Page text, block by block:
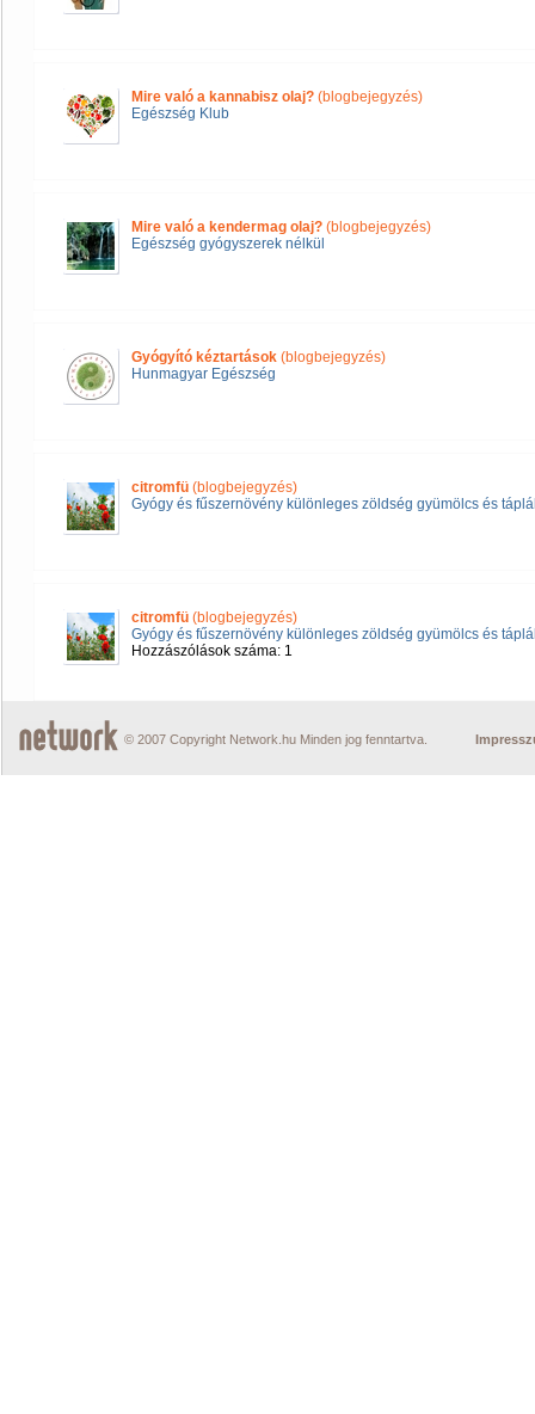
Mire való a kannabisz olaj? (blogbejegyzés)
Egészség Klub
Mire való a kendermag olaj? (blogbejegyzés)
Egészség gyógyszerek nélkül
Gyógyító kéztartások (blogbejegyzés)
Hunmagyar Egészség
citromfü (blogbejegyzés)
Gyógy és fűszernövény különleges zöldség gyümölcs és
citromfü (blogbejegyzés)
Gyógy és fűszernövény különleges zöldség gyümölcs és
Hozzászólások száma: 1
© 2007 Copyright Network.hu Minden jog fenntartva.